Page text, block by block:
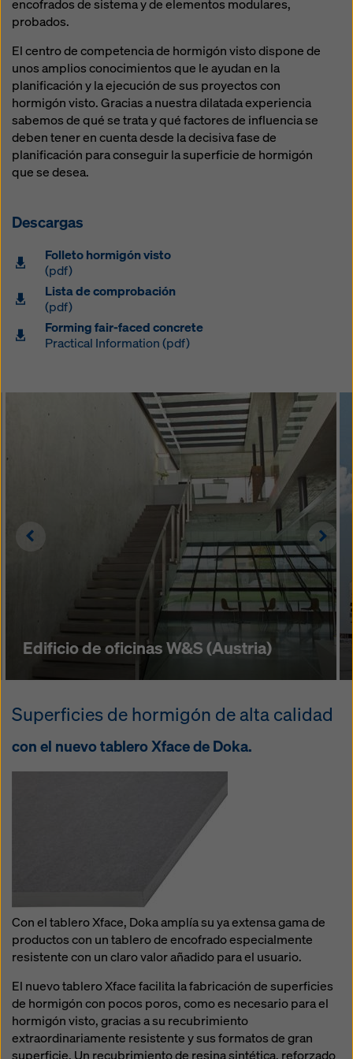
encofrados de sistema y de elementos modulares,
probados.
El centro de competencia de hormigón visto dispone de
unos amplios conocimientos que le ayudan en la
planificación y la ejecución de sus proyectos con
hormigón visto. Gracias a nuestra dilatada experiencia
sabemos de qué se trata y qué factores de influencia se
deben tener en cuenta desde la decisiva fase de
planificación para conseguir la superficie de hormigón
que se desea.
Descargas
Folleto hormigón visto
(pdf)
Lista de comprobación
(pdf)
Forming fair-faced concrete
Practical Information (pdf)
Edificio de oficinas W&S (Austria)
Left
Superficies de hormigón de alta calidad
con el nuevo tablero Xface de Doka.
Con el tablero Xface, Doka amplía su ya extensa gama de
productos con un tablero de encofrado especialmente
resistente con un claro valor añadido para el usuario.
El nuevo tablero Xface facilita la fabricación de superficies
de hormigón con pocos poros, como es necesario para el
hormigón visto, gracias a su recubrimiento
extraordinariamente resistente y sus formatos de gran
superficie. Un recubrimiento de resina sintética, reforzado
legales efectivos contra esto. Puede rechazar todas
las cookies que requieran consentimiento haciendo
cookieshaciendo clic en configuración de cookies en
la parte inferior de este sitio web y utilizando las
casillas de verificación correspondientes. Puede
revocar su consentimiento en cualquier momento con
efecto futuro y sin indicar un motivo haciendo clic en
configuración de cookiesen la parte inferior de este
sitio web.
ofrecemos la opción de seleccionar sus cookies